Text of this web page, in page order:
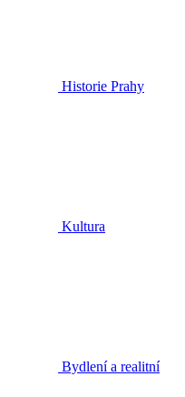
Historie Prahy
Kultura
Bydlení a realitní